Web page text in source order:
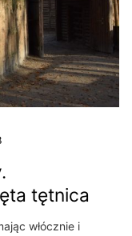
tętnica
włócznie i